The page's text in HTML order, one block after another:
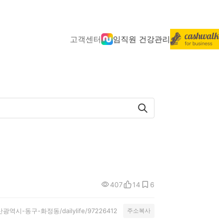
고객센터 임직원 건강관리
407 14 6
역시-동구-화정동/dailylife/97226412 주소복사